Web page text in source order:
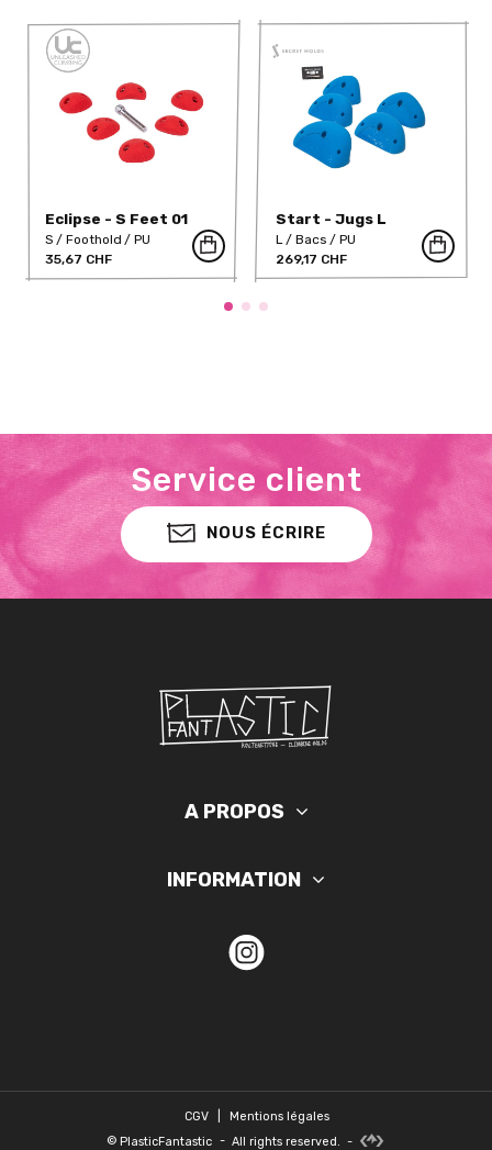
Eclipse - S Feet 01
S Foothold
PU
35,67 CHF
Start - Jugs L
L Bacs
PU
269,17 CHF
Service client
NOUS ÉCRIRE
A PROPOS
INFORMATION
CGV
Mentions légales
© PlasticFantastic - All rights reserved. -